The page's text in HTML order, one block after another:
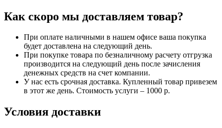
Как скоро мы доставляем товар?
При оплате наличными в нашем офисе ваша покупка
будет доставлена на следующий день.
При покупке товара по безналичному расчету отгрузка
производится на следующий день после зачисления
денежных средств на счет компании.
У нас есть срочная доставка. Купленный товар привезем
в этот же день. Стоимость услуги – 1000 р.
Условия доставки